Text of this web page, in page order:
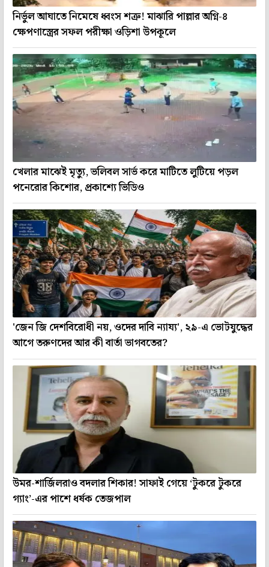
নির্ভুল আঘাতে নিমেষে ধ্বংস শত্রু! মাঝারি পাল্লার অগ্নি-৪
ক্ষেপণাস্ত্রের সফল পরীক্ষা ওড়িশা উপকূলে
খেলার মাঝেই মৃত্যু, ভলিবল সার্ভ করে মাটিতে লুটিয়ে পড়ল
পনেরোর কিশোর, প্রকাশ্যে ভিডিও
'জেন জি দেশবিরোধী নয়, ওদের দাবি ন্যায্য', ২৯-এ ভোটযুদ্ধের
আগে তরুণদের আর কী বার্তা ভাগবতের?
উমর-শার্জিলরাও বদলার শিকার! সাফাই গেয়ে ‘টুকরে টুকরে
গ্যাং’-এর পাশে ধর্ষক তেজপাল